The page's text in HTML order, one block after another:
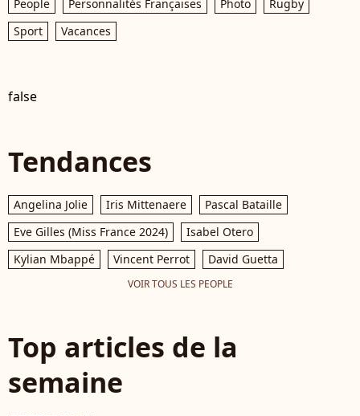
People Personnalités Françaises Photo
Rugby
Sport
Vacances
false
Tendances
Angelina Jolie Iris Mittenaere
Pascal Bataille
Eve Gilles (Miss France 2024)
Isabel Otero
Kylian Mbappé
Vincent Perrot David Guetta
VOIR TOUS LES PEOPLE
Top articles de la
semaine